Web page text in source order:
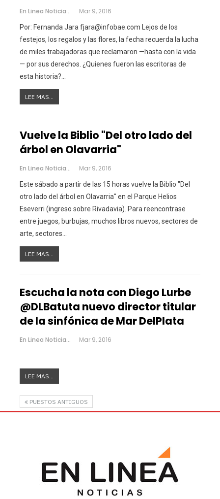
En Linea Noticias Mar 9, 2016
Por: Fernanda Jara fjara@infobae.com Lejos de los
festejos, los regalos y las flores, la fecha recuerda la lucha
de miles trabajadoras que reclamaron —hasta con la vida
— por sus derechos. ¿Quienes fueron las escritoras de
esta historia?…
LEE MAS...
Vuelve la Biblio "Del otro lado del
árbol en Olavarria"
En Linea Noticias Mar 9, 2016
Este sábado a partir de las 15 horas vuelve la Biblio "Del
otro lado del árbol en Olavarria" en el Parque Helios
Eseverri (ingreso sobre Rivadavia). Para reencontrase
entre juegos, burbujas, muchos libros nuevos, sectores de
arte, sectores…
LEE MAS...
Escucha la nota con Diego Lurbe
@DLBatuta nuevo director titular
de la sinfónica de Mar DelPlata
En Linea Noticias Mar 9, 2016
LEE MAS...
PUESTOS ANTIGUOS